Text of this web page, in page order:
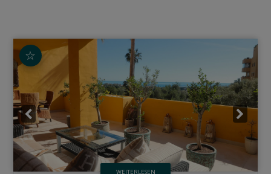
☆
WEITERLESEN